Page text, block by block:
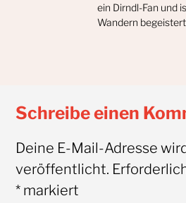
ein Dirndl-Fan und
Wandern
Schreibe einen
Deine E-Mail-Adresse
veröffentlicht.
*markiert